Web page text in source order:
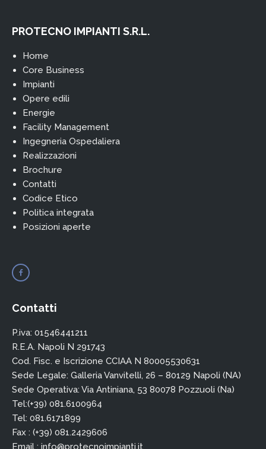
PROTECNO IMPIANTI S.R.L.
Home
Core Business
Impianti
Opere edili
Energie
Facility Management
Ingegneria Ospedaliera
Realizzazioni
Brochure
Contatti
Codice Etico
Politica integrata
Posizioni aperte
Contatti
P.iva: 01546441211
R.E.A. Napoli N 291743
Cod. Fisc. e Iscrizione CCIAA N 80005530631
Sede Legale: Galleria Vanvitelli, 26 – 80129 Napoli (NA)
Sede Operativa: Via Antiniana, 53 80078 Pozzuoli (Na)
Tel:(+39) 081.6100964
Tel: 081.6171899
Fax : (+39) 081.2429606
Email : info@protecnoimpianti.it